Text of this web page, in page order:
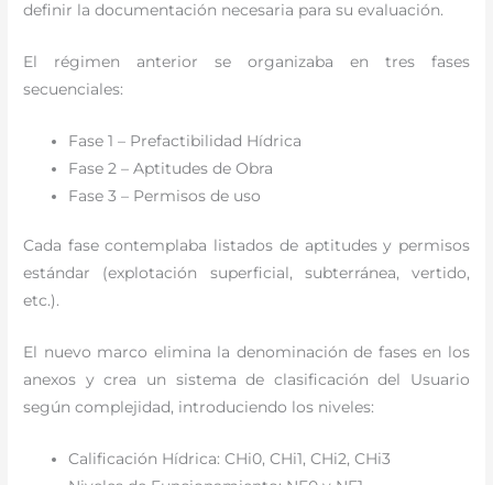
definir la documentación necesaria para su evaluación.
El régimen anterior se organizaba en tres fases
secuenciales:
Fase 1 – Prefactibilidad Hídrica
Fase 2 – Aptitudes de Obra
Fase 3 – Permisos de uso
Cada fase contemplaba listados de aptitudes y permisos
estándar (explotación superficial, subterránea, vertido,
etc.).
El nuevo marco elimina la denominación de fases en los
anexos y crea un sistema de clasificación del Usuario
según complejidad, introduciendo los niveles:
Calificación Hídrica: CHi0, CHi1, CHi2, CHi3